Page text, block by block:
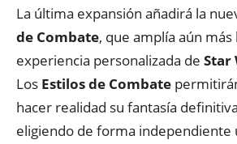
La última expansión añadirá la
de Combate, que amplía aún
experiencia personalizada de Star
Los Estilos de Combate
hacer realidad su fantasía
eligiendo de forma independiente